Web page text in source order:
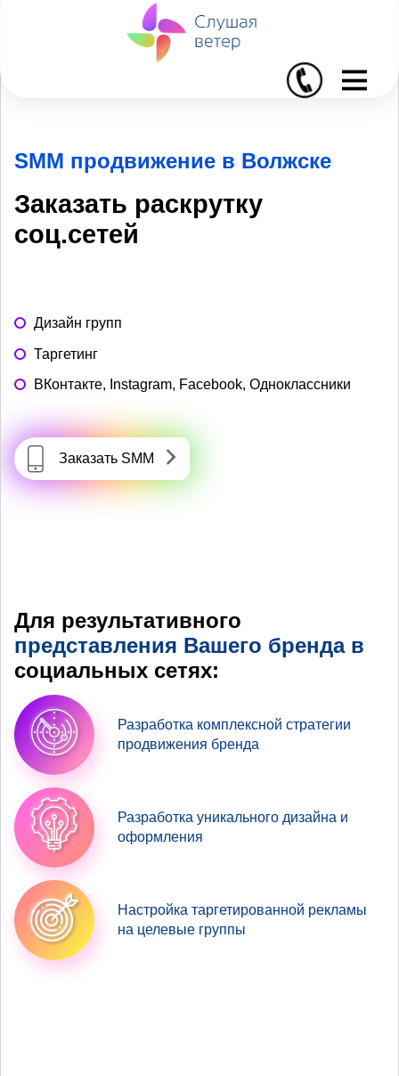
I
SMM продвижение в Волжске
Заказать раскрутку
соц.сетей
Дизайн групп
Таргетинг
ВКонтакте, Instagram, Facebook, Одноклассники
Заказать SMM
Для результативного
представления Вашего бренда в
социальных сетях:
Разработка комплексной стратегии
продвижения бренда
Разработка уникального дизайна и
оформления
Настройка таргетированной рекламы
на целевые группы